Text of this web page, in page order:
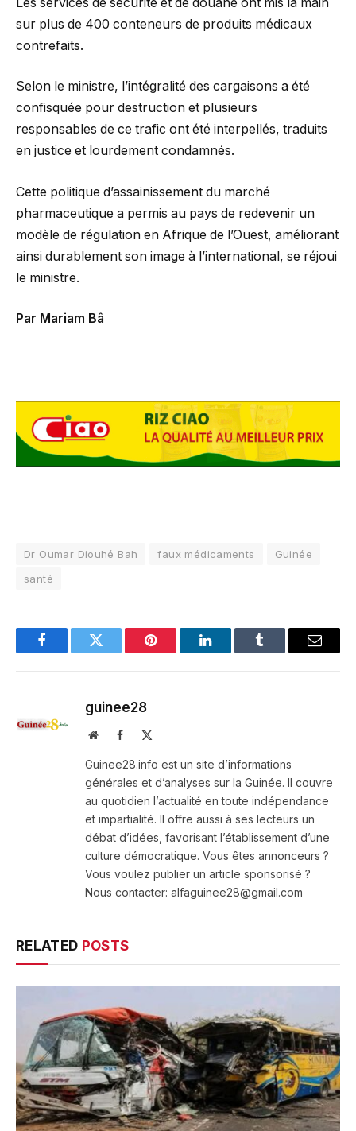
sur plus de 400 conteneurs de produits médicaux
contrefaits.
Selon le ministre, l’intégralité des cargaisons a été
confisquée pour destruction et plusieurs
responsables de ce trafic ont été interpellés, traduits
en justice et lourdement condamnés.
Cette politique d’assainissement du marché
pharmaceutique a permis au pays de redevenir un
modèle de régulation en Afrique de l’Ouest, améliorant
ainsi durablement son image à l’international, se réjoui
le ministre.
Par Mariam Bâ
Dr Oumar Diouhé Bah faux médicaments
Guinée
santé
FacebookTwitter Pinterest LinkedInTumblr Email
guinee28
WebsiteFacebook
Guinee28.info est un site d’informations
générales et d’analyses sur la Guinée. Il couvre
au quotidien l’actualité en toute indépendance
et impartialité. Il offre aussi à ses lecteurs un
débat d’idées, favorisant l’établissement d’une
culture démocratique. Vous êtes annonceurs ?
Vous voulez publier un article sponsorisé ?
Nous contacter: alfaguinee28@gmail.com
RELATED POSTS